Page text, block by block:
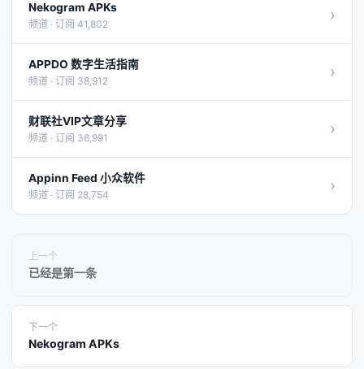
Nekogram APKs
频道 · 订阅 41,802 ›
APPDO 数字生活指南
频道 · 订阅 38,912 ›
财联社VIP文章分享
频道 · 订阅 36,991 ›
Appinn Feed 小众软件
频道 · 订阅 28,754 ›
上一个
已经是第一条
下一个
Nekogram APKs